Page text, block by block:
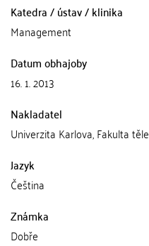
Katedra / ústav / klinika
Management
Datum obhajoby
16. 1. 2013
Nakladatel
Univerzita Karlova, Fakulta
Jazyk
Čeština
Známka
Dobře